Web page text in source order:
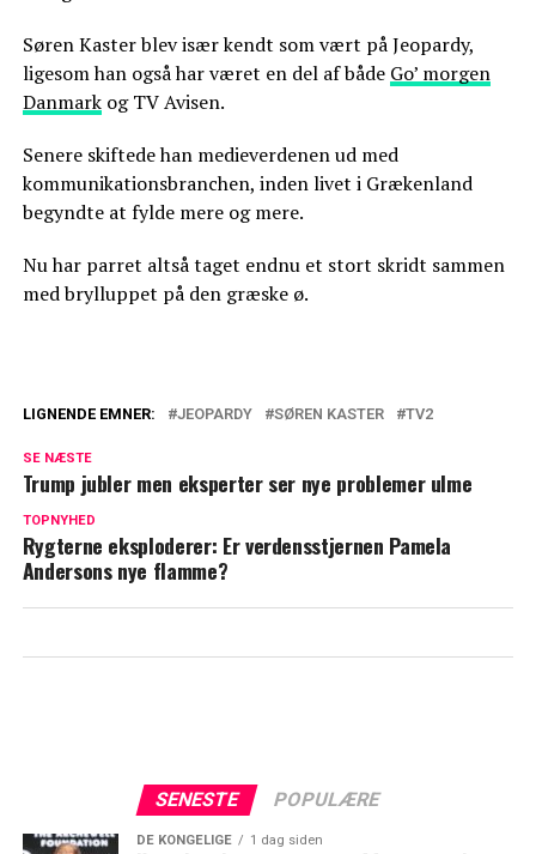
Søren Kaster blev især kendt som vært på Jeopardy,
ligesom han også har været en del af både Go’ morgen
Danmarkog TV Avisen.
Senere skiftede han medieverdenen ud med
kommunikationsbranchen, inden livet i Grækenland
begyndte at fylde mere og mere.
Nu har parret altså taget endnu et stort skridt sammen
med brylluppet på den græske ø.
næsten 11 millioner
aldrig tilbage
LIGNENDE EMNER: JEOPARDY SØREN KASTER TV2
SE NÆSTE
Trump jubler men eksperter ser nye problemer ulme
TOPNYHED
Rygterne eksploderer: Er verdensstjernen Pamela
Andersons nye flamme?
SENESTE POPULÆRE
DE KONGELIGE 1 dag siden